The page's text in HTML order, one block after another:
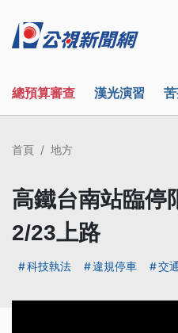
總預算審查 漢光演習
首頁 地方
高鐵台南站臨停
2/23上路
科技執法 違規停車 交